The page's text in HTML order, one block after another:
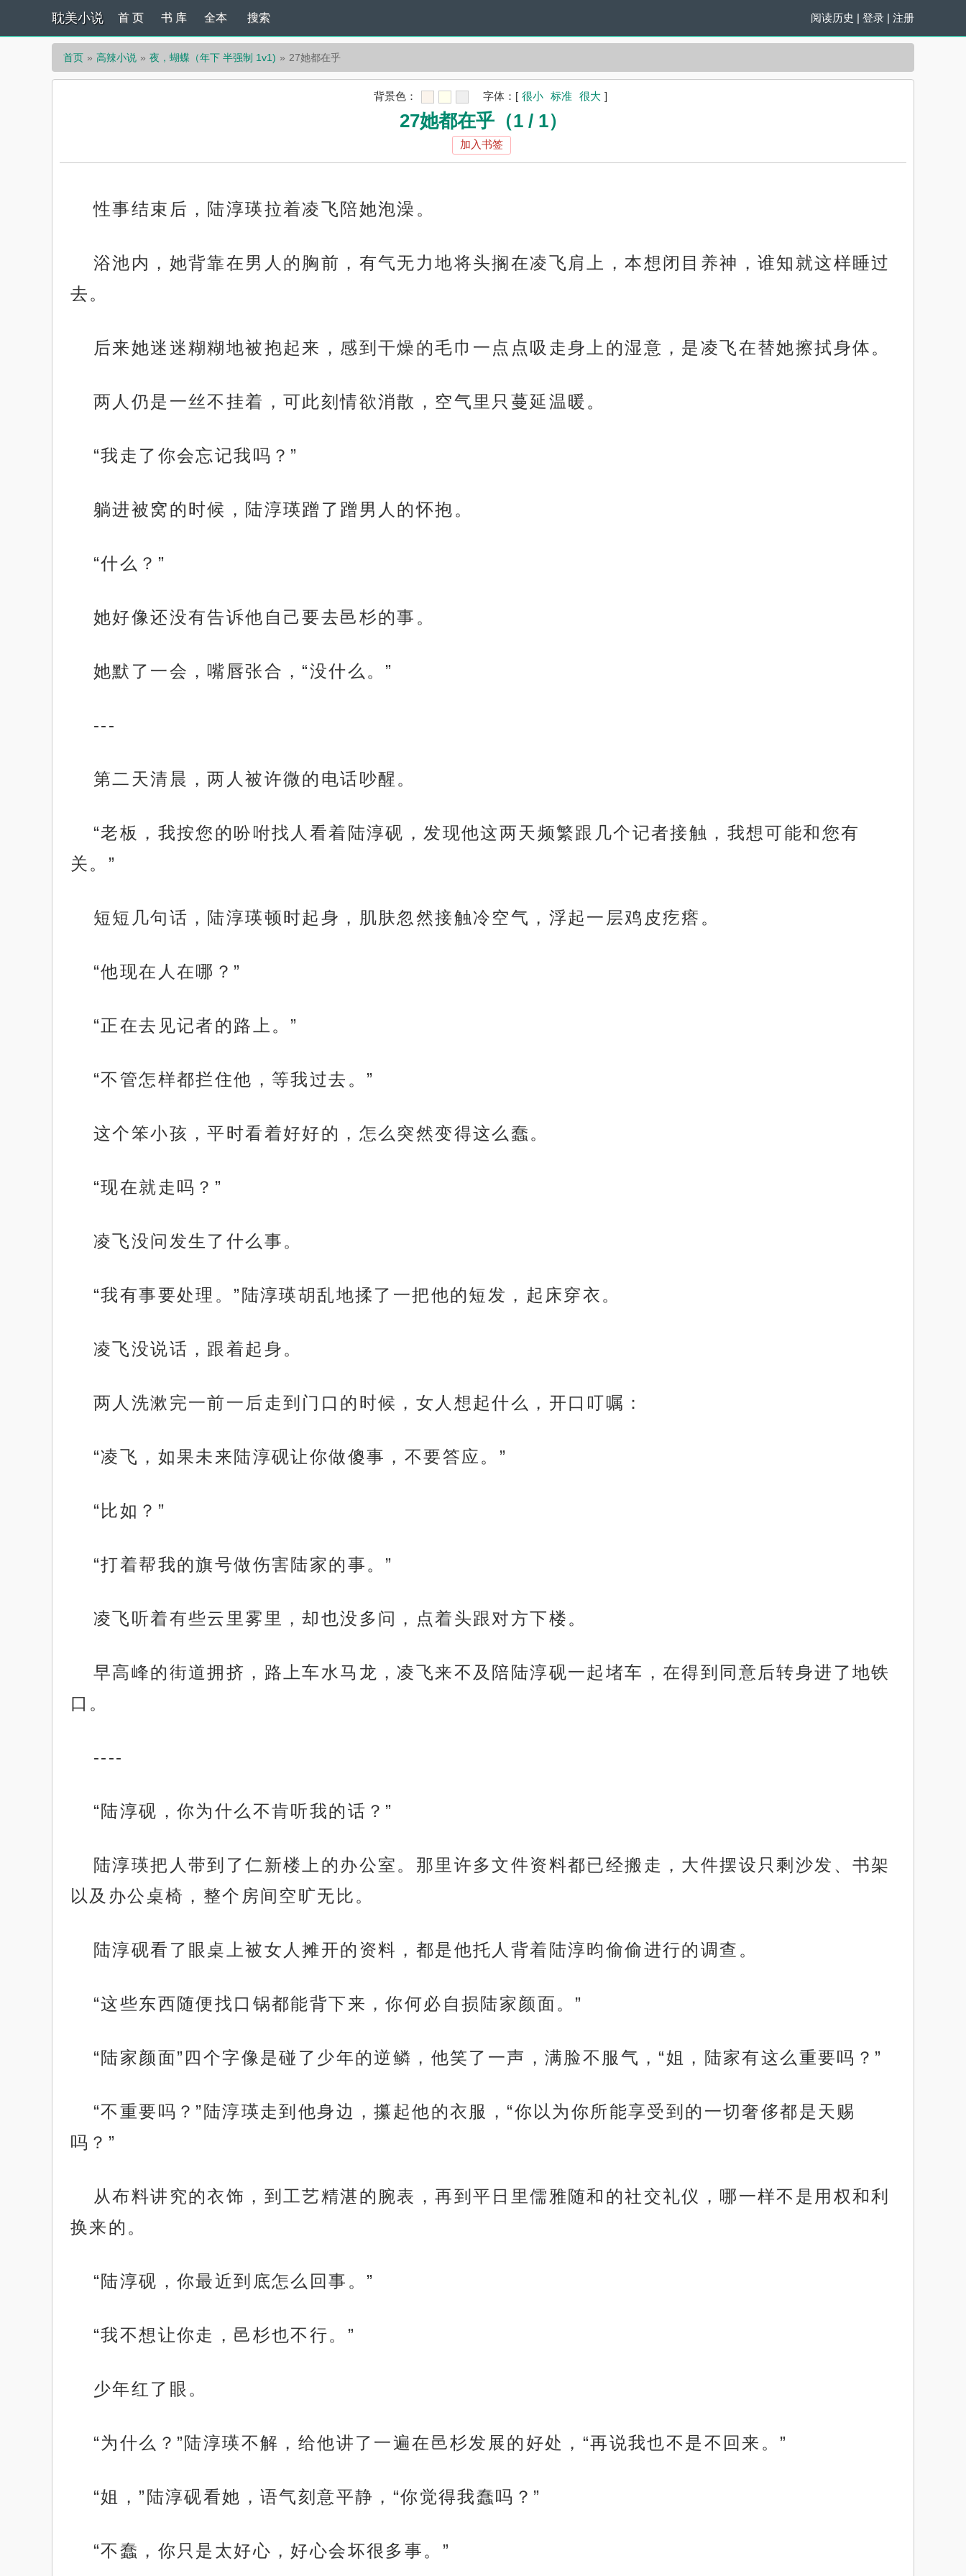
耽美小说 阅读历史 | 登录 | 注册
首 页 书 库 全本 搜索
首页 高辣小说 夜，蝴蝶（年下 半强制 1v1) 27她都在乎
背景色： 字体： [ 很小 标准 很大 ]
27她都在乎（1 / 1）
加入书签
性事结束后，陆淳瑛拉着凌飞陪她泡澡。
浴池内，她背靠在男人的胸前，有气无力地将头搁在凌飞肩上，本想闭目养神，谁知就这样睡过
去。
后来她迷迷糊糊地被抱起来，感到干燥的毛巾一点点吸走身上的湿意，是凌飞在替她擦拭身体。
两人仍是一丝不挂着，可此刻情欲消散，空气里只蔓延温暖。
“我走了你会忘记我吗？”
躺进被窝的时候，陆淳瑛蹭了蹭男人的怀抱。
“什么？”
她好像还没有告诉他自己要去邑杉的事。
她默了一会，嘴唇张合，“没什么。”
---
第二天清晨，两人被许微的电话吵醒。
“老板，我按您的吩咐找人看着陆淳砚，发现他这两天频繁跟几个记者接触，我想可能和您有
关。”
短短几句话，陆淳瑛顿时起身，肌肤忽然接触冷空气，浮起一层鸡皮疙瘩。
“他现在人在哪？”
“正在去见记者的路上。”
“不管怎样都拦住他，等我过去。”
这个笨小孩，平时看着好好的，怎么突然变得这么蠢。
“现在就走吗？”
凌飞没问发生了什么事。
“我有事要处理。”陆淳瑛胡乱地揉了一把他的短发，起床穿衣。
凌飞没说话，跟着起身。
两人洗漱完一前一后走到门口的时候，女人想起什么，开口叮嘱：
“凌飞，如果未来陆淳砚让你做傻事，不要答应。”
“比如？”
“打着帮我的旗号做伤害陆家的事。”
凌飞听着有些云里雾里，却也没多问，点着头跟对方下楼。
早高峰的街道拥挤，路上车水马龙，凌飞来不及陪陆淳砚一起堵车，在得到同意后转身进了地铁
口。
----
“陆淳砚，你为什么不肯听我的话？”
陆淳瑛把人带到了仁新楼上的办公室。那里许多文件资料都已经搬走，大件摆设只剩沙发、书架
以及办公桌椅，整个房间空旷无比。
陆淳砚看了眼桌上被女人摊开的资料，都是他托人背着陆淳昀偷偷进行的调查。
“这些东西随便找口锅都能背下来，你何必自损陆家颜面。”
“陆家颜面”四个字像是碰了少年的逆鳞，他笑了一声，满脸不服气，“姐，陆家有这么重要吗？”
“不重要吗？”陆淳瑛走到他身边，攥起他的衣服，“你以为你所能享受到的一切奢侈都是天赐
吗？”
从布料讲究的衣饰，到工艺精湛的腕表，再到平日里儒雅随和的社交礼仪，哪一样不是用权和利
换来的。
“陆淳砚，你最近到底怎么回事。”
“我不想让你走，邑杉也不行。”
少年红了眼。
“为什么？”陆淳瑛不解，给他讲了一遍在邑杉发展的好处，“再说我也不是不回来。”
“姐，”陆淳砚看她，语气刻意平静，“你觉得我蠢吗？”
“不蠢，你只是太好心，好心会坏很多事。”